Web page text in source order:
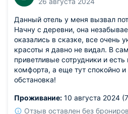
Данный отель у меня вызвал
Начну с деревни, она
оказались в сказке, все очень
красоты я давно не видал. В
приветливые сотрудники и
комфорта, а еще тут спокойно и
обстановка!
Проживание: 10 августа 2024
Отзыв оставлен без